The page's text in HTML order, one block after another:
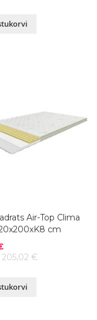
Air-Top Clima
cm
205,02 €